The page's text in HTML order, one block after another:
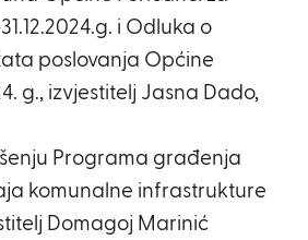
i Odluka o
poslovanja Općine
g., izvjestitelj Jasna Dado,
Programa građenja
komunalne infrastrukture
Domagoj Marinić